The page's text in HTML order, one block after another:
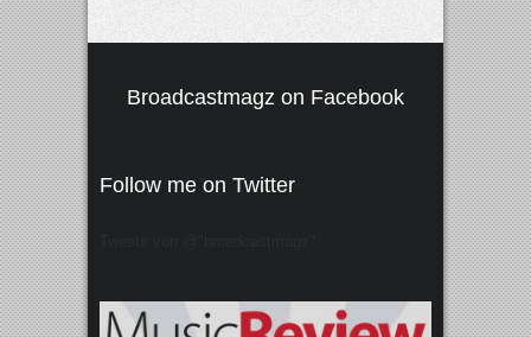
Broadcastmagz on Facebook
Follow me on Twitter